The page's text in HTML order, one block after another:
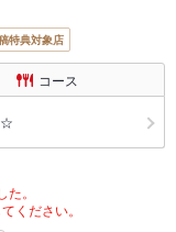
特典対象店
コース
☆
。
ください。